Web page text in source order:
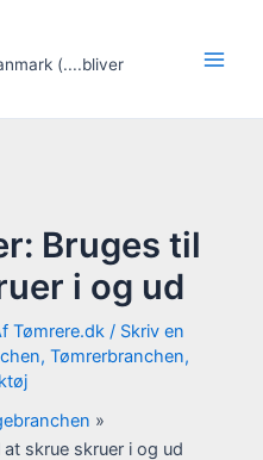
(....bliver
Bruges til
i og ud
Tømrere.dk / Skriv en
, Tømrerbranchen,
skrue skruer i og ud